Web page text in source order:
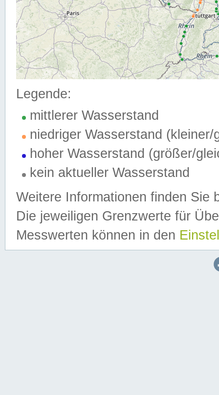
Legende:
mittlerer Wasserstand
niedriger Wasserstand (kleiner/
hoher Wasserstand (größer/
kein aktueller Wasserstand
Weitere Informationen finden Sie
Die jeweiligen Grenzwerte für
Messwerten können in den